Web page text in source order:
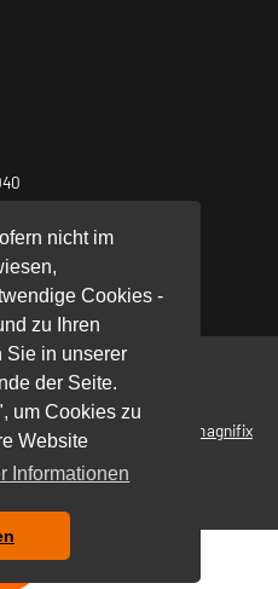
nicht im
Cookies -
zu Ihren
Sie in unserer
der Seite.
um Cookies zu
Website
Informationen
magnifix